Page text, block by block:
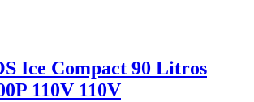
Ice Compact 90 Litros
110V 110V